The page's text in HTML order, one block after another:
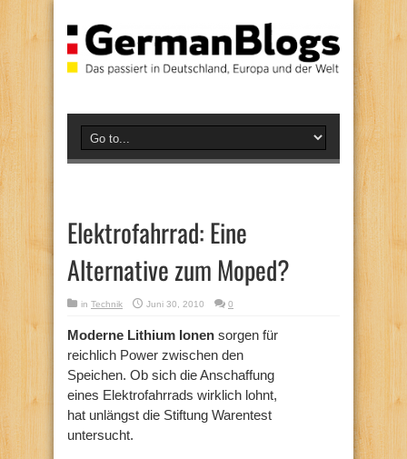
Elektrofahrrad: Eine
Alternative zum Moped?
in Technik Juni 30, 2010 0
Moderne Lithium Ionen sorgen für
reichlich Power zwischen den
Speichen. Ob sich die Anschaffung
eines Elektrofahrrads wirklich lohnt,
hat unlängst die Stiftung Warentest
untersucht.